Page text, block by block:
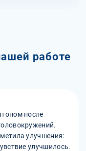
работе
после
улучшения:
улучшилось.